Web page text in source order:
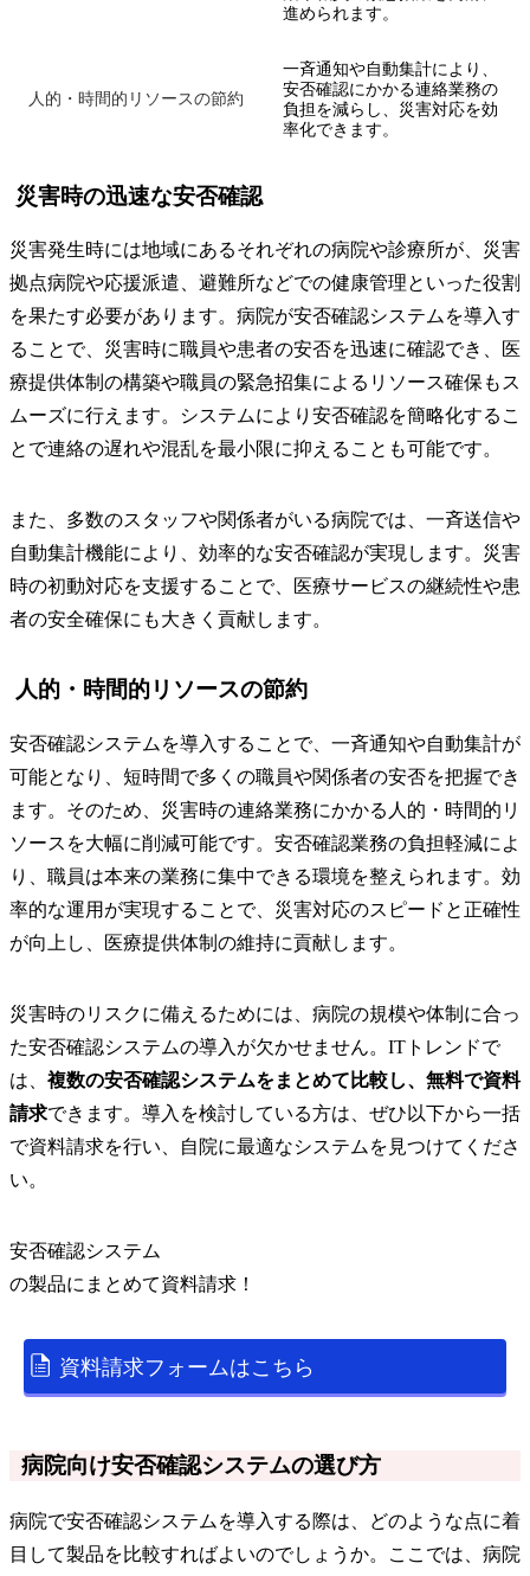
進められます。
人的・時間的リソースの節約
一斉通知や自動集計により、
安否確認にかかる連絡業務の
負担を減らし、災害対応を効
率化できます。
災害時の迅速な安否確認
災害発生時には地域にあるそれぞれの病院や診療所が、災害
拠点病院や応援派遣、避難所などでの健康管理といった役割
を果たす必要があります。病院が安否確認システムを導入す
ることで、災害時に職員や患者の安否を迅速に確認でき、医
療提供体制の構築や職員の緊急招集によるリソース確保もス
ムーズに行えます。システムにより安否確認を簡略化するこ
とで連絡の遅れや混乱を最小限に抑えることも可能です。
また、多数のスタッフや関係者がいる病院では、一斉送信や
自動集計機能により、効率的な安否確認が実現します。災害
時の初動対応を支援することで、医療サービスの継続性や患
者の安全確保にも大きく貢献します。
人的・時間的リソースの節約
安否確認システムを導入することで、一斉通知や自動集計が
可能となり、短時間で多くの職員や関係者の安否を把握でき
ます。そのため、災害時の連絡業務にかかる人的・時間的リ
ソースを大幅に削減可能です。安否確認業務の負担軽減によ
り、職員は本来の業務に集中できる環境を整えられます。効
率的な運用が実現することで、災害対応のスピードと正確性
が向上し、医療提供体制の維持に貢献します。
災害時のリスクに備えるためには、病院の規模や体制に合っ
た安否確認システムの導入が欠かせません。ITトレンドで
は、 複数の安否確認システムをまとめて比較し、無料で資料
請求できます。導入を検討している方は、ぜひ以下から一括
で資料請求を行い、自院に最適なシステムを見つけてくださ
い。
安否確認システム
の製品にまとめて資料請求！
資料請求フォームはこちら
病院向け安否確認システムの選び方
病院で安否確認システムを導入する際は、どのような点に着
目して製品を比較すればよいのでしょうか。ここでは、病院